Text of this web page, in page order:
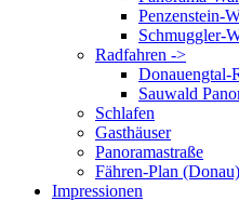
Penzenstein-
Schmuggler-
Radfahren ->
Donauengtal-
Sauwald
Schlafen
Gasthäuser
Panoramastraße
Fähren-Plan (Donau)
Impressionen